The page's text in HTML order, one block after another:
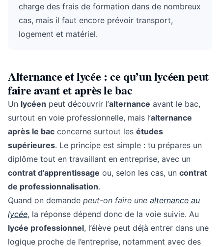
charge des frais de formation dans de nombreux
cas, mais il faut encore prévoir transport,
logement et matériel.
Alternance et lycée : ce qu’un lycéen peut
faire avant et après le bac
Un lycéen peut découvrir l’alternance avant le bac,
surtout en voie professionnelle, mais l’alternance
après le bac concerne surtout les études
supérieures. Le principe est simple : tu prépares un
diplôme tout en travaillant en entreprise, avec un
contrat d’apprentissage ou, selon les cas, un contrat
de professionnalisation.
Quand on demande peut-on faire une alternance au
lycée, la réponse dépend donc de la voie suivie. Au
lycée professionnel, l’élève peut déjà entrer dans une
logique proche de l’entreprise, notamment avec des